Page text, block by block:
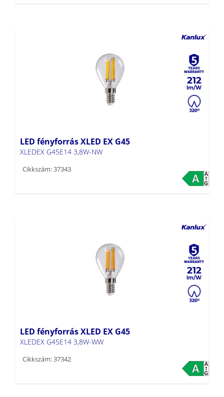
212
LED fényforrás XLED EX G45
XLEDEX G45E14 3,8W-NW
Cikkszám: 37343
212
LED fényforrás XLED EX G45
XLEDEX G45E14 3,8W-WW
Cikkszám: 37342